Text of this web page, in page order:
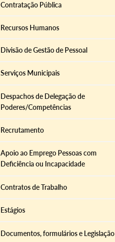
Contratação Pública
Recursos Humanos
Divisão de Gestão de Pessoal
Serviços Municipais
Despachos de Delegação de
Poderes/Competências
Recrutamento
Apoio ao Emprego Pessoas com
Deficiência ou Incapacidade
Contratos de Trabalho
Estágios
Documentos, formulários e Legislação